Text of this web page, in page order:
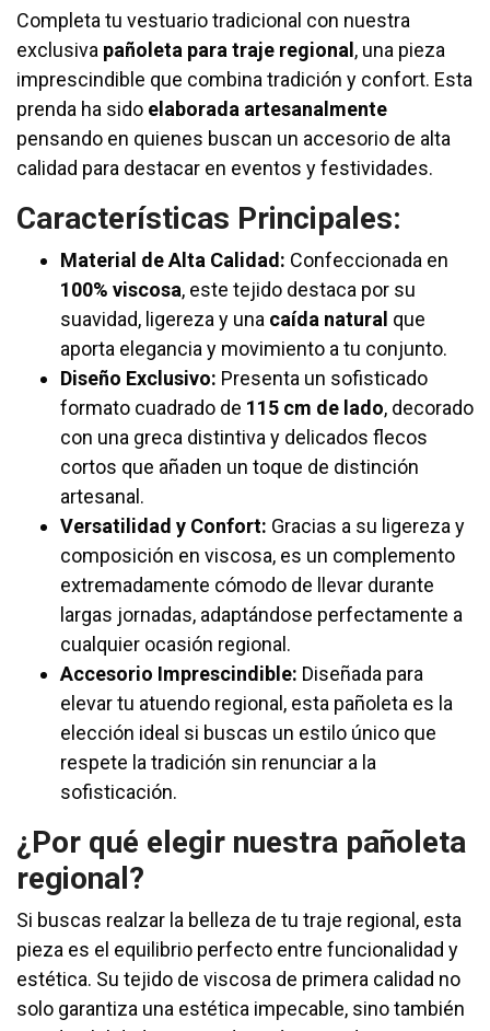
Completa tu vestuario tradicional con nuestra
exclusiva pañoleta para traje regional , una pieza
imprescindible que combina tradición y confort. Esta
prenda ha sido elaborada artesanalmente
pensando en quienes buscan un accesorio de alta
calidad para destacar en eventos y festividades.
Características Principales:
Material de Alta Calidad: Confeccionada en
100% viscosa, este tejido destaca por su
suavidad, ligereza y una caída natural que
aporta elegancia y movimiento a tu conjunto.
Diseño Exclusivo: Presenta un sofisticado
formato cuadrado de 115 cm de lado, decorado
con una greca distintiva y delicados flecos
cortos que añaden un toque de distinción
artesanal.
Versatilidad y Confort: Gracias a su ligereza y
composición en viscosa, es un complemento
extremadamente cómodo de llevar durante
largas jornadas, adaptándose perfectamente a
cualquier ocasión regional.
Accesorio Imprescindible: Diseñada para
elevar tu atuendo regional, esta pañoleta es la
elección ideal si buscas un estilo único que
respete la tradición sin renunciar a la
sofisticación.
¿Por qué elegir nuestra pañoleta
regional?
Si buscas realzar la belleza de tu traje regional, esta
pieza es el equilibrio perfecto entre funcionalidad y
estética. Su tejido de viscosa de primera calidad no
solo garantiza una estética impecable, sino también